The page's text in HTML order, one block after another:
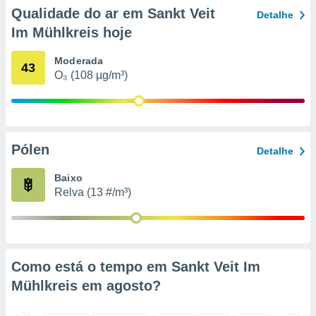
qual se
tal,
seu
ou opor-
na
o
num
Qualidade do ar em Sankt Veit
Im Mühlkreis hoje
Detalhe
43 Moderada
O₃ (108 µg/m³)
Pólen Detalhe
Baixo
Relva (13 #/m³)
Como está o tempo em Sankt Veit Im
Mühlkreis em agosto?